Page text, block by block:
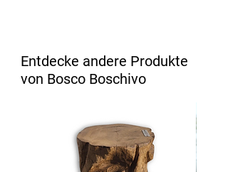
Entdecke andere Produkte
von Bosco Boschivo